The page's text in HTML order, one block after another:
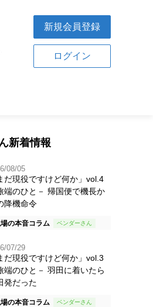
新規会員登録
ログイン
新着情報
08/05
だ現役ですけど何か」vol.4
端のひと－ 帰国便で機長か
降機命令
の本音コラム
07/29
だ現役ですけど何か」vol.3
端のひと－ 羽田に着いたら
発だった
の本音コラム